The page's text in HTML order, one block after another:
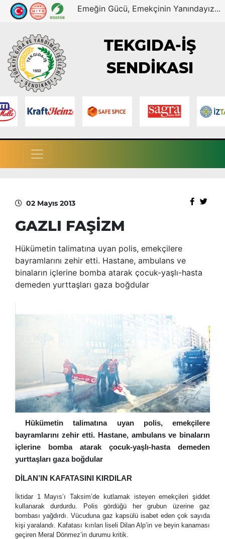
Emeğin Gücü, Emekçinin Yanındayız...
TEKGIDA-İŞ
SENDİKASI
02 Mayıs 2013
GAZLI FAŞİZM
Hükümetin talimatına uyan polis, emekçilere
bayramlarını zehir etti. Hastane, ambulans ve
binaların içlerine bomba atarak çocuk-yaşlı-hasta
demeden yurttaşları gaza boğdular
Hükümetin talimatına uyan polis, emekçilere
bayramlarını zehir etti. Hastane, ambulans ve binaların
içlerine bomba atarak çocuk-yaşlı-hasta demeden
yurttaşları gaza boğdular
DİLAN’IN KAFATASINI KIRDILAR
İktidar 1 Mayıs’ı Taksim’de kutlamak isteyen emekçileri şiddet
kullanarak durdurdu. Polis gördüğü her grubun üzerine gaz
bombası yağdırdı. Vücuduna gaz kapsülü isabet eden çok sayıda
kişi yaralandı. Kafatası kırılan liseli Dilan Alp’in ve beyin kanaması
geçiren Meral Dönmez’in durumu kritik.